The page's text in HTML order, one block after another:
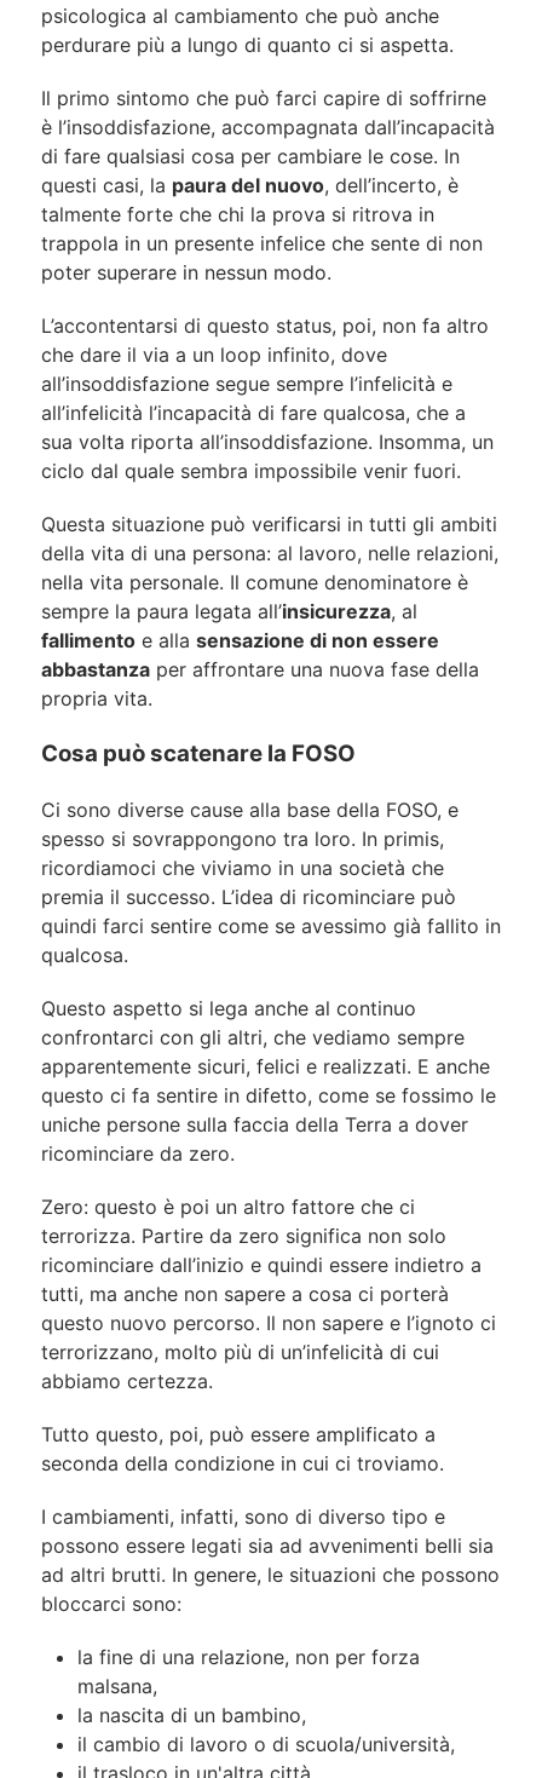
psicologica al cambiamento che può anche
perdurare più a lungo di quanto ci si aspetta.
Il primo sintomo che può farci capire di soffrirne
è l’insoddisfazione, accompagnata dall’incapacità
di fare qualsiasi cosa per cambiare le cose. In
questi casi, la paura del nuovo, dell’incerto, è
talmente forte che chi la prova si ritrova in
trappola in un presente infelice che sente di non
poter superare in nessun modo.
L’accontentarsi di questo status, poi, non fa altro
che dare il via a un loop infinito, dove
all’insoddisfazione segue sempre l’infelicità e
all’infelicità l’incapacità di fare qualcosa, che a
sua volta riporta all’insoddisfazione. Insomma, un
ciclo dal quale sembra impossibile venir fuori.
Questa situazione può verificarsi in tutti gli ambiti
della vita di una persona: al lavoro, nelle relazioni,
nella vita personale. Il comune denominatore è
sempre la paura legata all’insicurezza, al
fallimento e alla sensazione di non essere
abbastanza per affrontare una nuova fase della
propria vita.
Cosa può scatenare la FOSO
Ci sono diverse cause alla base della FOSO, e
spesso si sovrappongono tra loro. In primis,
ricordiamoci che viviamo in una società che
premia il successo. L’idea di ricominciare può
quindi farci sentire come se avessimo già fallito in
qualcosa.
Questo aspetto si lega anche al continuo
confrontarci con gli altri, che vediamo sempre
apparentemente sicuri, felici e realizzati. E anche
questo ci fa sentire in difetto, come se fossimo le
uniche persone sulla faccia della Terra a dover
ricominciare da zero.
Zero: questo è poi un altro fattore che ci
terrorizza. Partire da zero significa non solo
ricominciare dall’inizio e quindi essere indietro a
tutti, ma anche non sapere a cosa ci porterà
questo nuovo percorso. Il non sapere e l’ignoto ci
terrorizzano, molto più di un’infelicità di cui
abbiamo certezza.
Tutto questo, poi, può essere amplificato a
seconda della condizione in cui ci troviamo.
I cambiamenti, infatti, sono di diverso tipo e
possono essere legati sia ad avvenimenti belli sia
ad altri brutti. In genere, le situazioni che possono
bloccarci sono:
la fine di una relazione, non per forza
malsana,
la nascita di un bambino,
il cambio di lavoro o di scuola/università,
il trasloco in un'altra città,